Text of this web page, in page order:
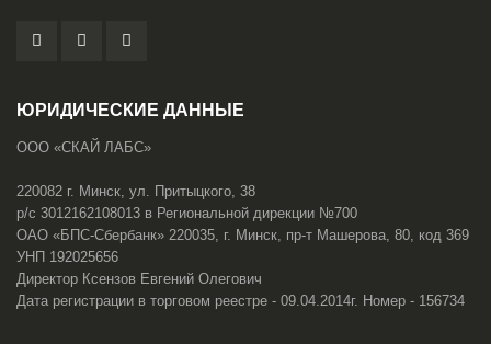
ЮРИДИЧЕСКИЕ ДАННЫЕ
ООО «СКАЙ ЛАБС»
220082 г. Минск, ул. Притыцкого, 38
р/с 3012162108013 в Региональной дирекции №700
ОАО «БПС-Сбербанк» 220035, г. Минск, пр-т Машерова, 80, код 369
УНП 192025656
Директор Ксензов Евгений Олегович
Дата регистрации в торговом реестре - 09.04.2014г. Номер - 156734